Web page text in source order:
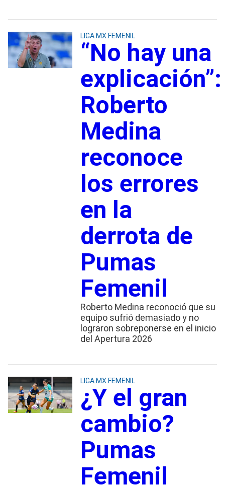
LIGA MX FEMENIL
“No hay una
explicación”:
Roberto
Medina
reconoce
los errores
en la
derrota de
Pumas
Femenil
Roberto Medina reconoció que su
equipo sufrió demasiado y no
lograron sobreponerse en el inicio
del Apertura 2026
LIGA MX FEMENIL
¿Y el gran
cambio?
Pumas
Femenil